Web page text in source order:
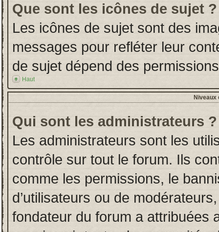
Que sont les icônes de sujet ?
Les icônes de sujet sont des
messages pour refléter leur
de sujet dépend des
Haut
Niveaux
Qui sont les administrateurs ?
Les administrateurs sont les
contrôle sur tout le forum. Ils
comme les permissions, le
d’utilisateurs ou de
fondateur du forum a attribuées